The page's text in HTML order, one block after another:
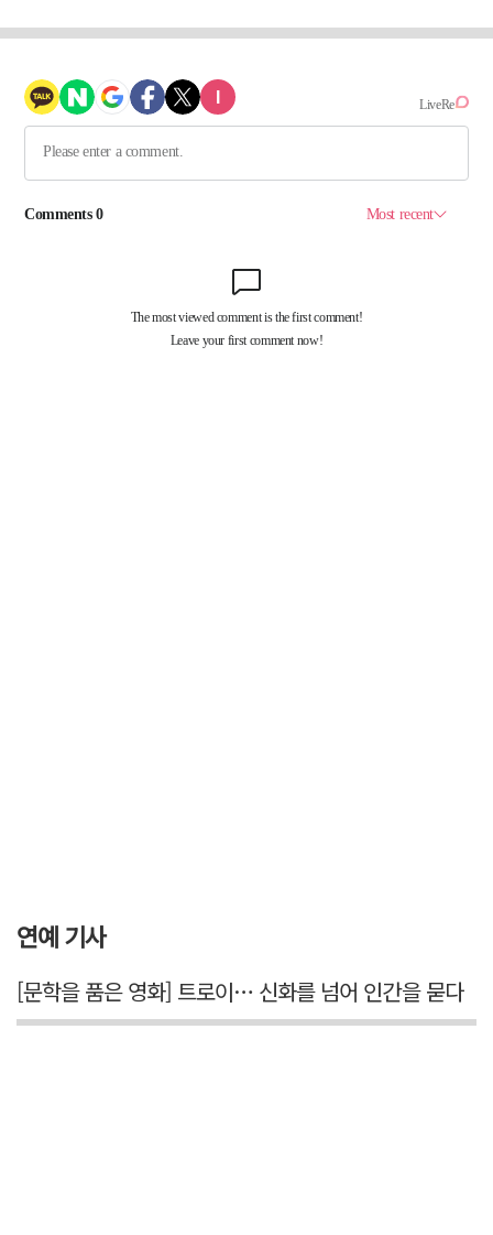
연예 기사
[문학을 품은 영화] 트로이… 신화를 넘어 인간을 묻다